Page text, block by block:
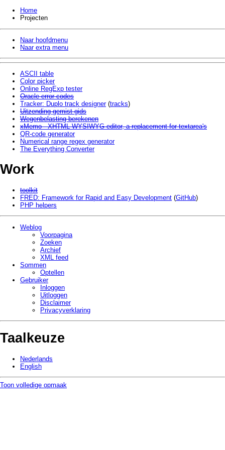
Home
Projecten
Naar hoofdmenu
Naar extra menu
ASCII table
Color picker
Online RegExp tester
Oracle error codes
Tracker: Duplo track designer(tracks)
Uitzending gemist gids
Wegenbelasting berekenen
xMemo - XHTML WYSIWYG editor, a replacement for textarea's
QR-code generator
Numerical range regex generator
The Everything Converter
Work
toolkit
FRED: Framework for Rapid and Easy Development (GitHub)
PHP helpers
Weblog
Voorpagina
Zoeken
Archief
XML feed
Sommen
Optellen
Gebruiker
Inloggen
Uitloggen
Disclaimer
Privacy­verklaring
Taalkeuze
Nederlands
English
Toon volledige opmaak